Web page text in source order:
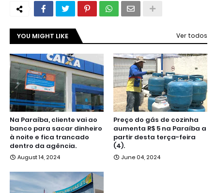
YOU MIGHT LIKE Ver todos
Na Paraíba, cliente vai ao
banco para sacar dinheiro
à noite e fica trancado
dentro da agência.
August 14, 2024
Preço do gás de cozinha
aumenta R$ 5 na Paraíba a
partir desta terça-feira
(4).
June 04, 2024